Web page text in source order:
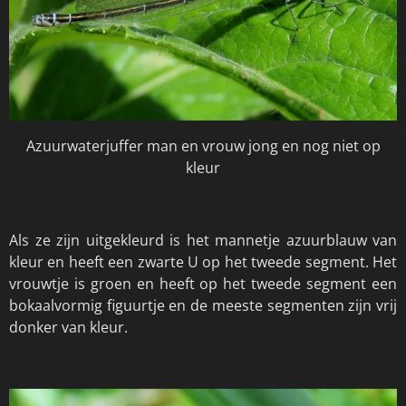
Azuurwaterjuffer man en vrouw jong en nog niet op
kleur
Als ze zijn uitgekleurd is het mannetje azuurblauw van
kleur en heeft een zwarte U op het tweede segment. Het
vrouwtje is groen en heeft op het tweede segment een
bokaalvormig figuurtje en de meeste segmenten zijn vrij
donker van kleur.